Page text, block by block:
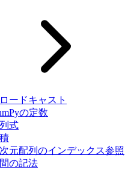
ードキャスト
の定数
式
元配列のインデックス参照
の記法